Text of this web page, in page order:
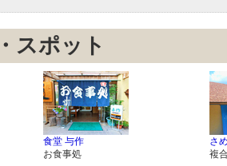
スポット
食堂 与作
お食事処
さ
複